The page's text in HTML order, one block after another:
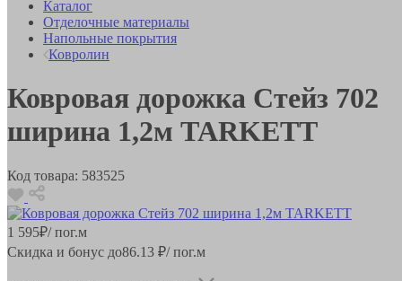
Каталог
Отделочные материалы
Напольные покрытия
Ковролин
Ковровая дорожка Стейз 702
ширина 1,2м TARKETT
Код товара: 583525
1 595₽/ пог.м
Скидка и бонус до86.13 ₽/ пог.м